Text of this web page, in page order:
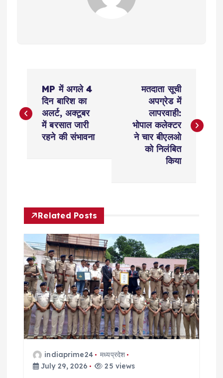
o
a
v
g
a
t
MP में अगले 4
दिन बारिश का
अलर्ट, अक्टूबर
में बरसात जारी
रहने की संभावना
मतदाता सूची
अपग्रेड में
लापरवाही:
भोपाल कलेक्टर
ने चार बीएलओ
को निलंबित
किया
Related Posts
indiaprime24
मध्यप्रदेश
July 29, 2026
25 views